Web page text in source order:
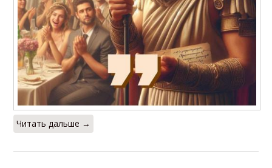
Читать дальше →